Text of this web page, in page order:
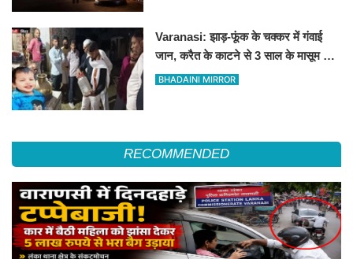
Varanasi: झाड़-फूंक के चक्कर में गंवाई
जान, करैत के काटने से 3 साल के मासूम की
मौत
BHADAINI MIRROR
RECOMMENDED